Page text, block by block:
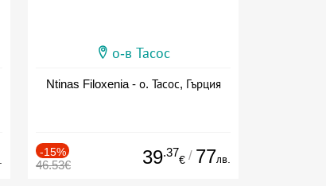
о-в Тасос
Ntinas Filoxenia - о. Тасос, Гърция
-15%
46.53€ 39.37
€ / 77лв.